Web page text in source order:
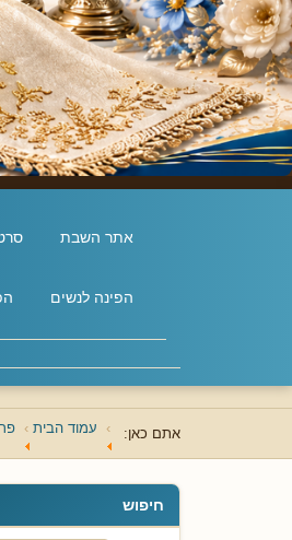
אתר השבת
הפינה לנשים
אתם כאן: עמוד הבית
חיפוש